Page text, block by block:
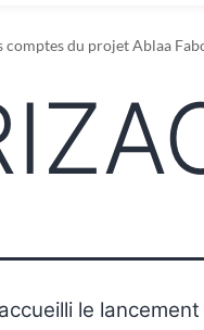
du projet Ablaa
le